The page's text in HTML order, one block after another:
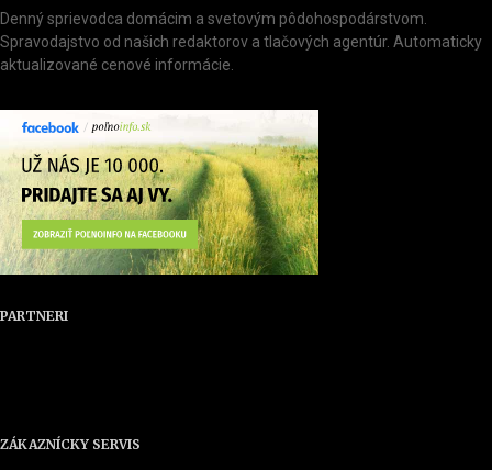
Denný sprievodca domácim a svetovým pôdohospodárstvom.
Spravodajstvo od našich redaktorov a tlačových agentúr. Automaticky
aktualizované cenové informácie.
PARTNERI
ZÁKAZNÍCKY SERVIS